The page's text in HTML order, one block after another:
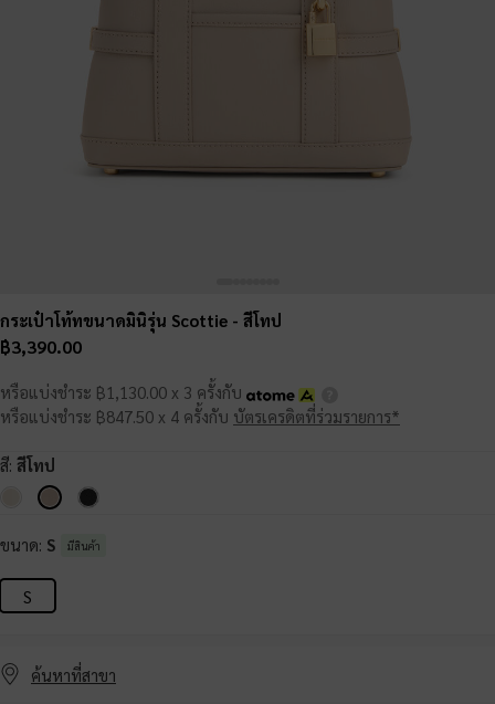
กระเป๋าโท้ทขนาดมินิรุ่น Scottie - สีโทป
฿3,390.00
หรือแบ่งชำระ ฿1,130.00 x 3 ครั้งกับ
หรือแบ่งชำระ ฿847.50 x 4 ครั้งกับ บัตรเครดิตที่ร่วมรายการ*
สี: สีโทป
ขนาด: S มีสินค้า
S
ค้นหาที่สาขา